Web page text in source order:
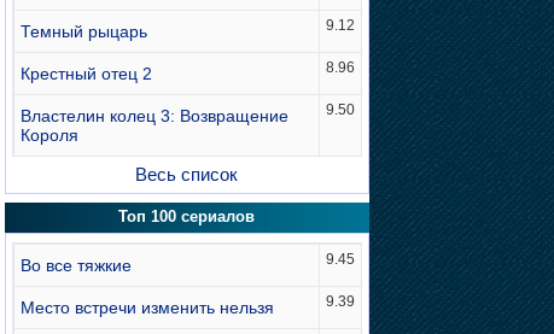
Темный рыцарь 9.12
Крестный отец 2 8.96
Властелин колец 3: Возвращение
Короля
9.50
Весь список
Топ 100 сериалов
Во все тяжкие 9.45
Место встречи изменить нельзя 9.39